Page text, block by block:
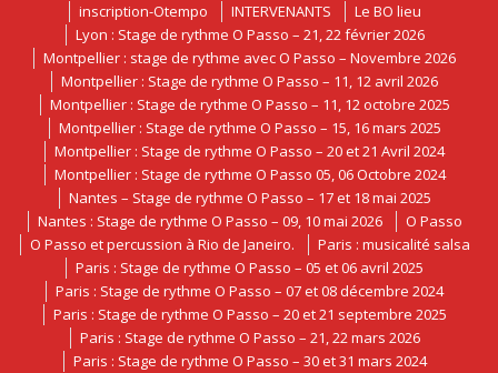
inscription-Otempo
INTERVENANTS
Le BO lieu
Lyon : Stage de rythme O Passo – 21, 22 février 2026
Montpellier : stage de rythme avec O Passo – Novembre 2026
Montpellier : Stage de rythme O Passo – 11, 12 avril 2026
Montpellier : Stage de rythme O Passo – 11, 12 octobre 2025
Montpellier : Stage de rythme O Passo – 15, 16 mars 2025
Montpellier : Stage de rythme O Passo – 20 et 21 Avril 2024
Montpellier : Stage de rythme O Passo 05, 06 Octobre 2024
Nantes – Stage de rythme O Passo – 17 et 18 mai 2025
Nantes : Stage de rythme O Passo – 09, 10 mai 2026
O Passo
O Passo et percussion à Rio de Janeiro.
Paris : musicalité salsa
Paris : Stage de rythme O Passo – 05 et 06 avril 2025
Paris : Stage de rythme O Passo – 07 et 08 décembre 2024
Paris : Stage de rythme O Passo – 20 et 21 septembre 2025
Paris : Stage de rythme O Passo – 21, 22 mars 2026
Paris : Stage de rythme O Passo – 30 et 31 mars 2024